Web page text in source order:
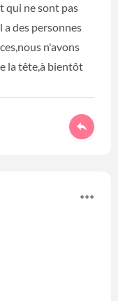
qui ne sont pas
a des personnes
n'avons
la tête,à bientôt